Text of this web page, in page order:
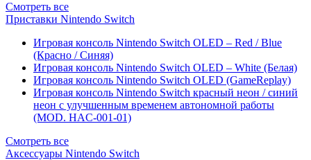
Смотреть все
Приставки Nintendo Switch
Игровая консоль Nintendo Switch OLED – Red / Blue
(Красно / Синяя)
Игровая консоль Nintendo Switch OLED – White (Белая)
Игровая консоль Nintendo Switch OLED (GameReplay)
Игровая консоль Nintendo Switch красный неон / синий
неон с улучшенным временем автономной работы
(MOD. HAC-001-01)
Смотреть все
Аксессуары Nintendo Switch